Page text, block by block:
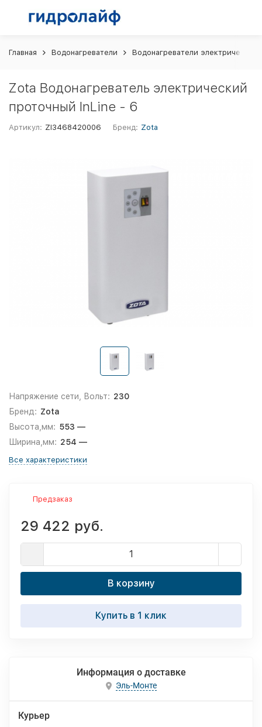
Главная Водонагреватели Водонагреватели электрические
Zota Водонагреватель электрический
проточный InLine - 6
Артикул: ZI3468420006 Бренд: Zota
Напряжение сети, Вольт: 230
Бренд: Zota
Высота,мм: 553 —
Ширина,мм: 254 —
Все характеристики
Предзаказ
29 422 руб.
В корзину
Купить в 1 клик
Информация о доставке
Эль-Монте
Курьер